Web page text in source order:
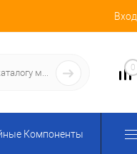
Вход
0
Компоненты